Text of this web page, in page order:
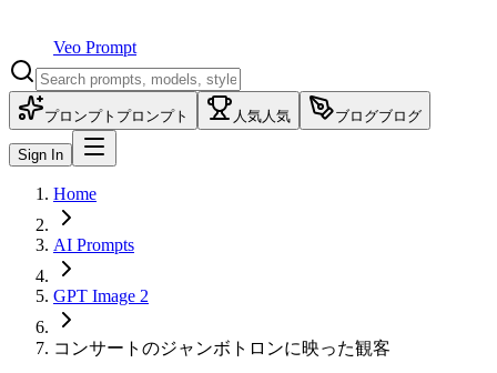
Veo Prompt
プロンプト プロンプト 人気人気 ブログブログ
Sign In
Home
AI Prompts
GPT Image 2
コンサートのジャンボトロンに映った観客